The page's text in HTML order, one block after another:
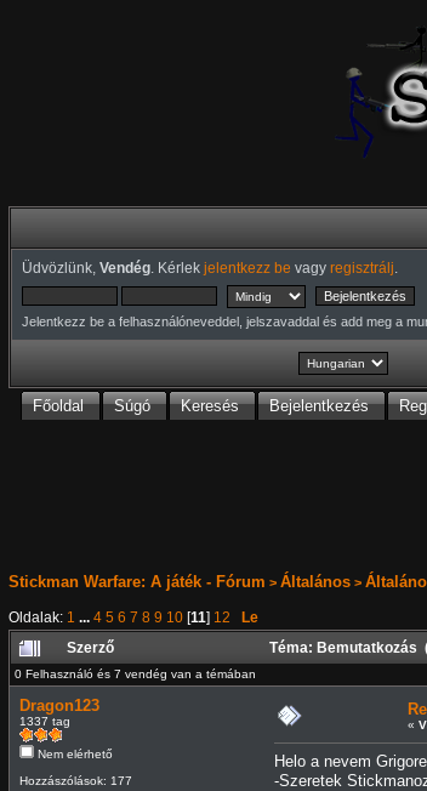
Üdvözlünk, Vendég. Kérlek jelentkezz be vagy regisztrálj
Jelentkezz be a felhasználóneveddel, jelszavaddal és add meg a
Főoldal Súgó Keresés Bejelentkezés
Stickman Warfare: A játék - Fórum > Általános>
Oldalak: 1 ... 4 5 6 7 8 9 10[11] 12
Le
Szerző
Téma: Bemutatkozás
0 Felhasználó és 7 vendég van a témában
Dragon123
1337 tag
Nem elérhető
Hozzászólások: 177
«
Helo a nevem
-Szeretek